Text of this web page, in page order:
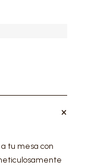
tu mesa con